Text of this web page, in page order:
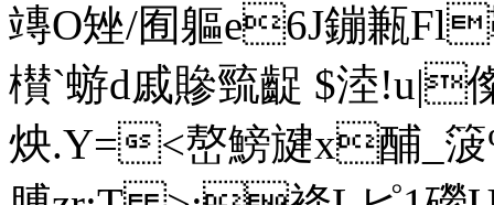
竱O矬/囿軀e6J鏰甉Fl
櫕`蝣d戚贂巰齪 $淕!u|儏
炴.Y=<嶅鰟旔x酺_箥